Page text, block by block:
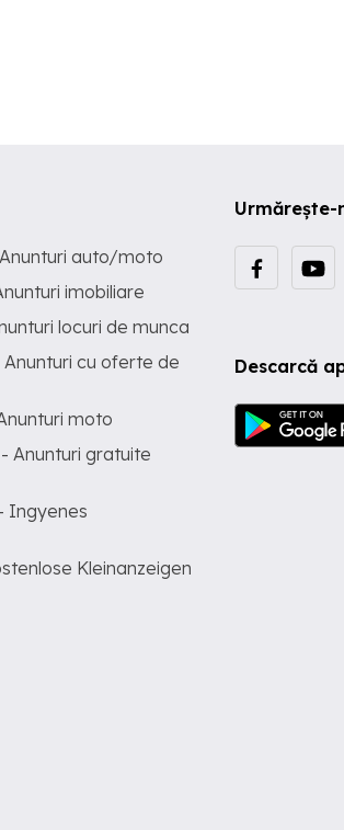
Urmărește-
Descarcă
auto/moto
imobiliare
locuri de munca
Anunturi cu oferte de
moto
- Anunturi gratuite
Ingyenes
Kleinanzeigen